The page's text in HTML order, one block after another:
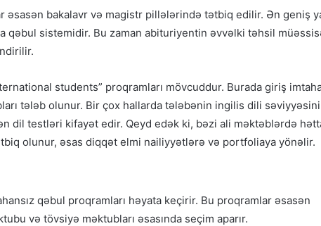
əsasən bakalavr və magistr pillələrində tətbiq edilir. Ən geniş
qəbul sistemidir. Bu zaman abituriyentin əvvəlki təhsil
students” proqramları mövcuddur. Burada giriş
tələb olunur. Bir çox hallarda tələbənin ingilis dili səviyyəsini
dil testləri kifayət edir. Qeyd edək ki, bəzi ali məktəblərdə
olunur, əsas diqqət elmi nailiyyətlərə və portfoliaya yönəlir.
qəbul proqramları həyata keçirir. Bu proqramlar əsasən
və tövsiyə məktubları əsasında seçim aparır.